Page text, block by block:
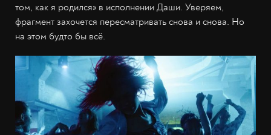
том, как я родился» в исполнении Даши. Уверяем,
фрагмент захочется пересматривать снова и снова. Но
на этом будто бы всё.